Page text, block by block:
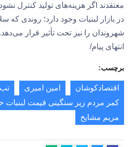
معتقدند اگر هزینه‌های تولید کنترل
در بازار لبنیات وجود دارد؛ روندی که
شهروندان را نیز تحت تأثیر قرار می‌دهد.
انتهای پیام/
برچسب:
اقتصادکوشان امین امیری
کمر مردم زیر سنگینی قیمت لبنیات
مریم مشایخ